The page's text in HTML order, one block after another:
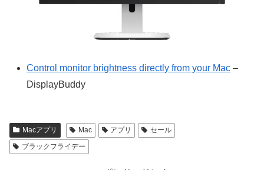
Control monitor brightness directly from your Mac –
DisplayBuddy
Macアプリ Mac アプリ
セール
ブラックフライデー